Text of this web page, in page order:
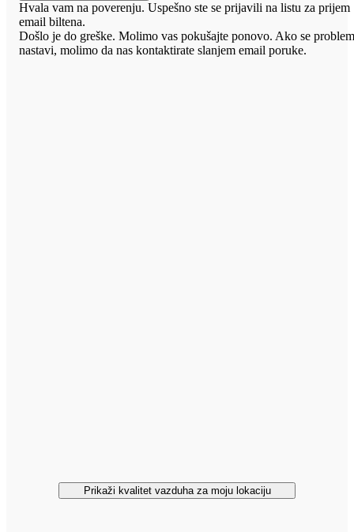
Hvala vam na poverenju. Uspešno ste se prijavili na listu za prijem
email biltena.
Došlo je do greške. Molimo vas pokušajte ponovo. Ako se
nastavi, molimo da nas kontaktirate slanjem email poruke.
Prikaži kvalitet vazduha za moju lokaciju